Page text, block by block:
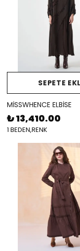
SEPETE
MİSSWHENCE ELBİSE
₺ 13,410.00
1 BEDEN,RENK